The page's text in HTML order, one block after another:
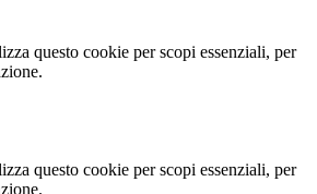
questo cookie per scopi essenziali, per
questo cookie per scopi essenziali, per